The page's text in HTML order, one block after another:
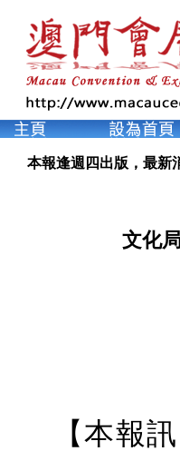
本報逢週四出版，最新
文化
【本報